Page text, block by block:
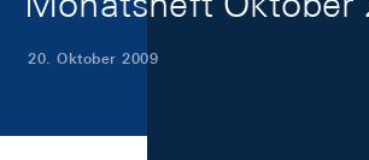
20. Oktober 2009